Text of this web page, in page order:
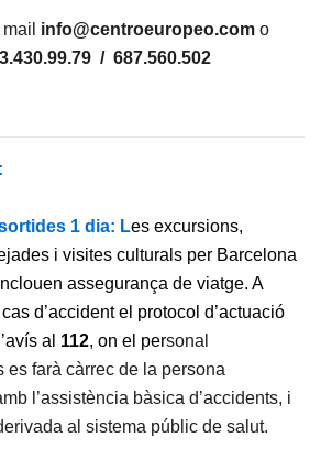
info@centroeuropeo.com o
/ 687.560.502
1 dia: Les excursions,
i visites culturals per Barcelona
assegurança de viatge. A
d’accident el protocol d’actuació
al 112, on el personal
es farà càrrec de la persona
l’assistència bàsica d’accidents, i
al sistema públic de salut.